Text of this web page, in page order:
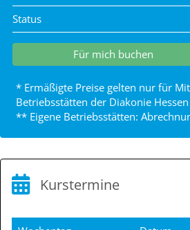
Status
Für mich buchen
* Ermäßigte Preise gelten nur für
Betriebsstätten der Diakonie Hessen
** Eigene Betriebsstätten:
Kurstermine